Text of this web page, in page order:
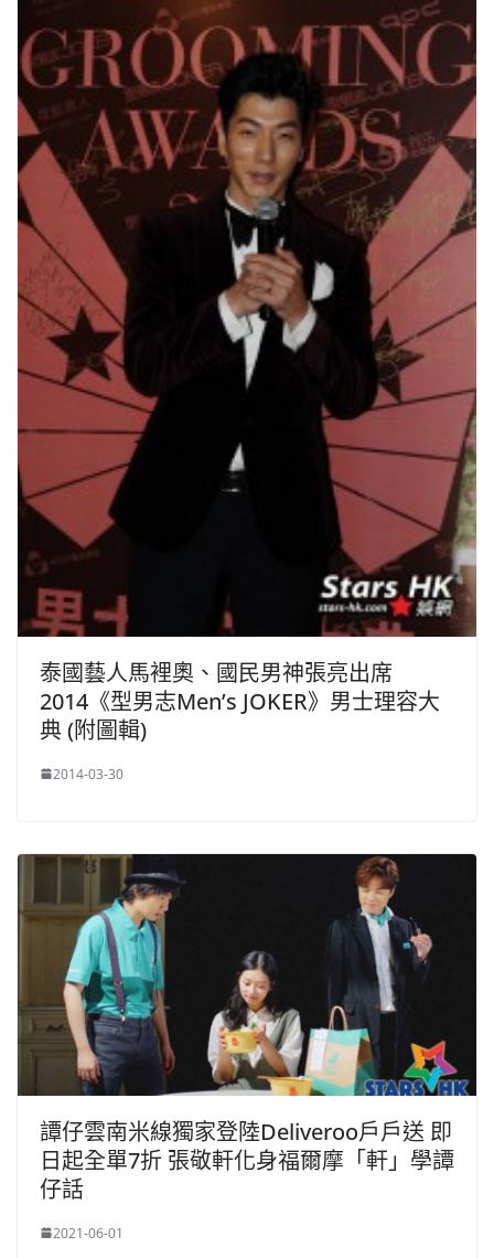
泰國藝人馬裡奧、國民男神張亮出席
2014《型男志Men’s JOKER》男士理容大
典 (附圖輯)
2014-03-30
譚仔雲南米線獨家登陸Deliveroo戶戶送 即
日起全單7折 張敬軒化身福爾摩「軒」學譚
仔話
2021-06-01